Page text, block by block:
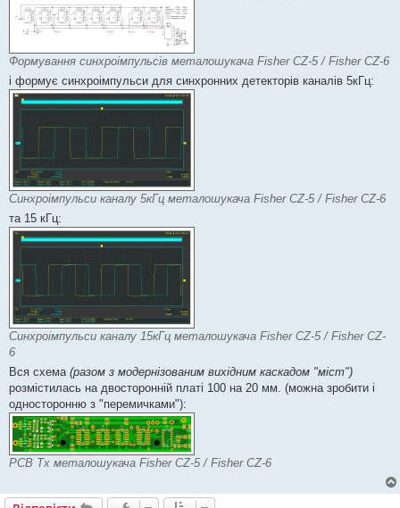
Формування синхроімпульсів металошукача Fisher CZ-5 / Fisher CZ-6
і формує синхроімпульси для синхронних детекторів каналів 5кГц:
Синхроімпульси каналу 5кГц металошукача Fisher CZ-5 / Fisher CZ-6
та 15 кГц:
Синхроімпульси каналу 15кГц металошукача Fisher CZ-5 / Fisher CZ-
6
Вся схема (разом з модернізованим вихідним каскадом "міст")
розмістилась на двосторонній платі 100 на 20 мм. (можна зробити і
односторонню з "перемичками"):
PCB Tx металошукача Fisher CZ-5 / Fisher CZ-6